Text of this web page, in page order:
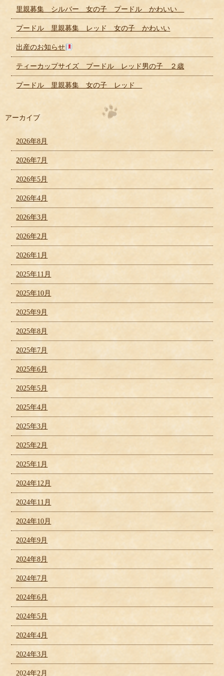
里親募集 シルバー 女の子 プードル かわいい
プードル 里親募集 レッド 女の子 かわいい
出産のお知らせ
ティーカップサイズ プードル レッド男の子 ２歳
プードル 里親募集 女の子 レッド
アーカイブ
2026年8月
2026年7月
2026年5月
2026年4月
2026年3月
2026年2月
2026年1月
2025年11月
2025年10月
2025年9月
2025年8月
2025年7月
2025年6月
2025年5月
2025年4月
2025年3月
2025年2月
2025年1月
2024年12月
2024年11月
2024年10月
2024年9月
2024年8月
2024年7月
2024年6月
2024年5月
2024年4月
2024年3月
2024年2月